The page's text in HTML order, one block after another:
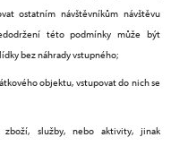
ostatním návštěvníkům návštěvu
této podmínky může být
bez náhrady vstupného;
objektu, vstupovat do nich se
zboží, služby, nebo aktivity, jinak